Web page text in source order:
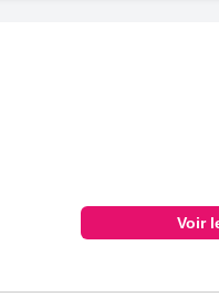
en raison de la
organisation.
amical. Bien qu'il y
cherchant à
Voir